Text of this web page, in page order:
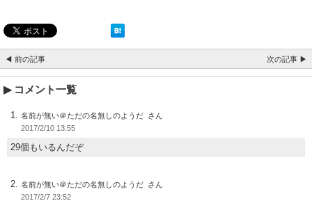
◀ 前の記事 次の記事 ▶
コメント一覧
名前が無い＠ただの名無しのようだ
2017/2/10 13:55
29個もいるんだぞ
名前が無い＠ただの名無しのようだ
2017/2/7 23:52